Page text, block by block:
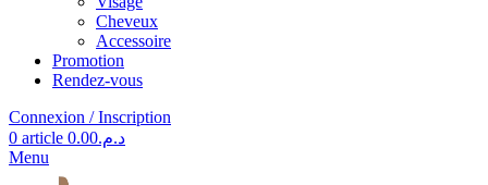
Cheveux
Accessoire
Promotion
Rendez-vous
Connexion / Inscription
0 article د.م.0.00
Menu